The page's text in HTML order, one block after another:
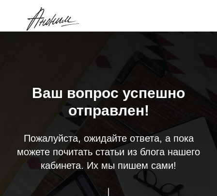
Ваш вопрос успешно
отправлен!
Пожалуйста, ожидайте ответа, а пока
можете почитать статьи из блога нашего
кабинета. Их мы пишем сами!